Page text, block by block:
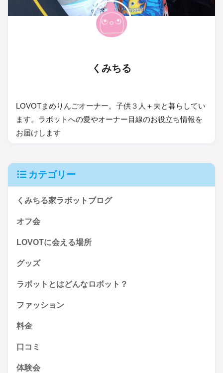
くみちる
LOVOTまめりんごオーナー。子供３人＋夫と暮らしてい
ます。ラボットへの愛やオーナー目線のお役立ち情報を
お届けします
カテゴリー
くみちる家ラボットブログ
オフ会
LOVOTに会える場所
グッズ
ラボットとはどんなロボット？
ファッション
料金
口コミ
体験会